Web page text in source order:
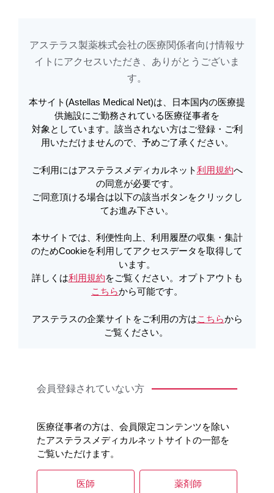
本日開催される「【8月6日（木）】BLINCYTO Web Symposium」を視聴さ
れたい方は こちら をクリックしてください
アステラスメディカルネットでは、利便性向上、利用履歴の収集・集計のた
Cookieを利用してアクセスデータを取得しています。詳しくは
ご覧ください。オプトアウトも
こちらから可能です。
本日開催される「【8月6日（木）】BLINCYTO Web Symposium」を視聴さ
をクリックしてください
Cookieを利用してアクセスデータを取得しています。詳しくは利用規約
ご覧ください。オプトアウトもこちらから可能です。
パッケージング・ニュース | No.538
エベレンゾ錠20mg・50mg・100mg
更のご案内 | エベレンゾ
製品詳細
製品Q&A
アステラス製薬株式会社の医療関係者向け情報サ
イトに​アクセスいただき、ありがとうございま
す。​
本サイト(Astellas Medical Net)は、日本国内の医療提
供施設にご勤務されている医療従事者を
対象としています。該当されない方はご登録・ご利
用いただけませんので、予めご了承ください。
ご利用にはアステラスメディカルネット利用規約へ
の同意が必要です。
ご同意頂ける場合は以下の該当ボタンをクリックし
てお進み下さい。
本サイトでは、利便性向上、利用履歴の収集・集計
のためCookieを利用してアクセスデータを取得して
います。
詳しくは利用規約をご覧ください。オプトアウトも
こちらから可能です。
アステラスの企業サイトをご利用の方はこちらから
ご覧ください。
会員登録されていない方
医療従事者の方は、会員限定コンテンツを除い
たアステラスメディカルネットサイトの一部を
ご覧いただけます。
医師 薬剤師